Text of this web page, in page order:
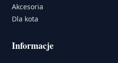
Akcesoria
Dla kota
Informacje